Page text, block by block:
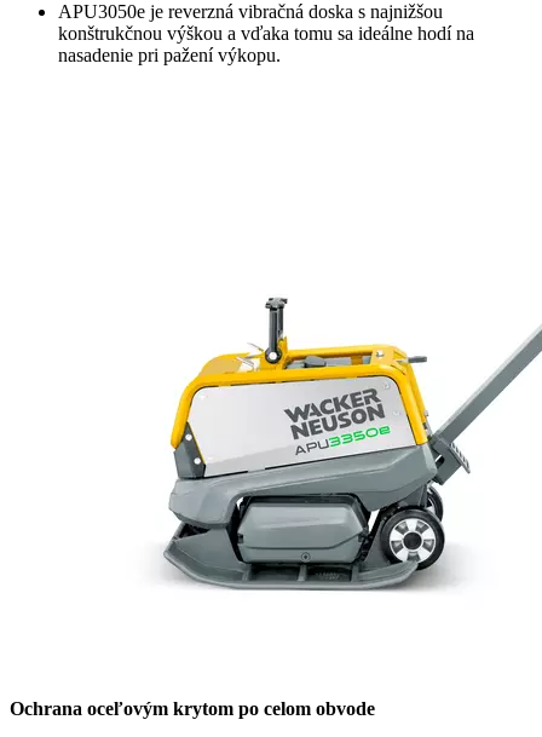
APU3050e je reverzná vibračná doska s najnižšou
konštrukčnou výškou a vďaka tomu sa ideálne hodí na
nasadenie pri pažení výkopu.
Ochrana oceľovým krytom po celom obvode